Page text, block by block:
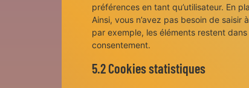
préférences en tant qu’utilisateur. En
Ainsi, vous n’avez pas besoin de
par exemple, les éléments restent
consentement.
5.2 Cookies statistiques